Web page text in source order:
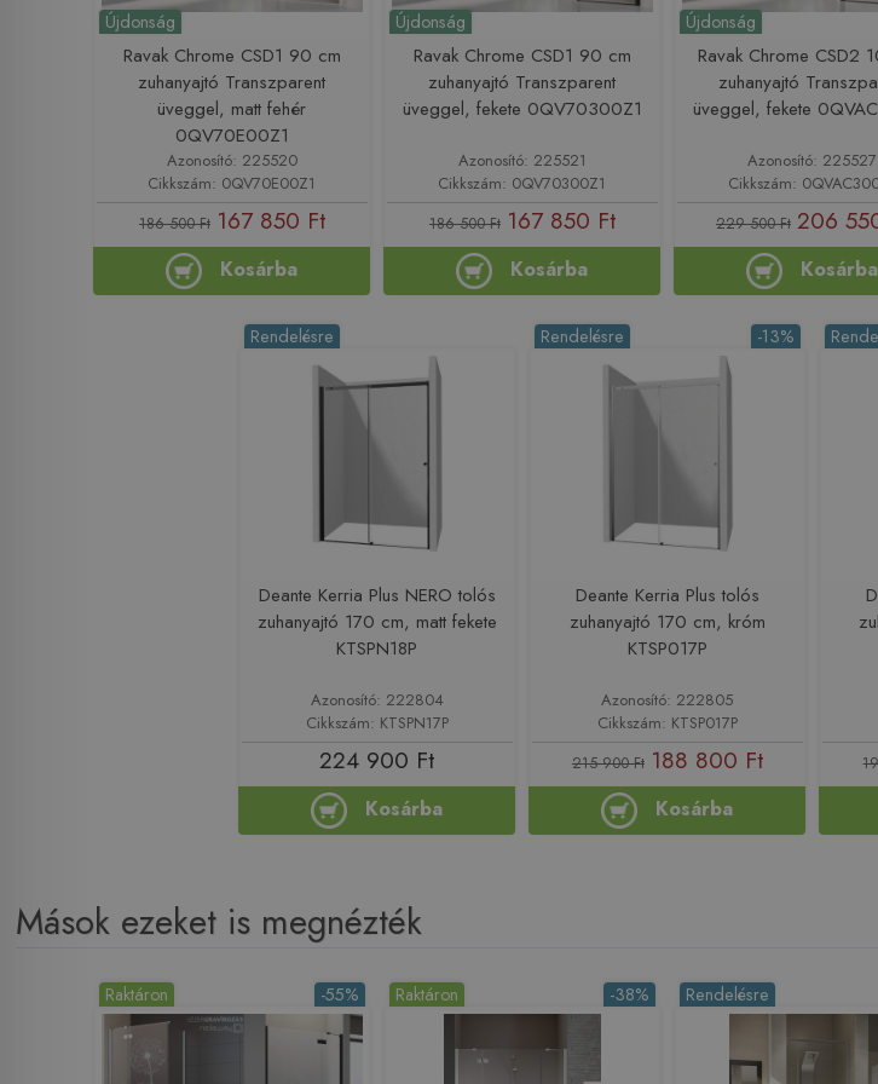
Újdonság
Ravak Chrome CSD1 90 cm
zuhanyajtó Transzparent
üveggel, matt fehér
0QV70E00Z1
Azonosító: 225520
Cikkszám: 0QV70E00Z1
186 500 Ft 167 850 Ft
Kosárba
Újdonság
Ravak Chrome CSD1 90 cm
zuhanyajtó Transzparent
üveggel, fekete 0QV70300Z1
Azonosító: 225521
Cikkszám: 0QV70300Z1
186 500 Ft 167 850 Ft
Kosárba
Újdonság
Ravak Chrome CSD2
zuhanyajtó
üveggel, fekete
Azonosító: 225527
Cikkszám:
229 500 Ft 206
Kosárba
Rendelésre
Deante Kerria Plus NERO tolós
zuhanyajtó 170 cm, matt fekete
KTSPN18P
Azonosító: 222804
Cikkszám: KTSPN17P
224 900 Ft
Kosárba
-13%
Rendelésre
Deante Kerria Plus tolós
zuhanyajtó 170 cm, króm
KTSP017P
Azonosító: 222805
Cikkszám: KTSP017P
215 900 Ft 188 800 Ft
Kosárba
Mások ezeket is megnézték
-55%
Raktáron -38%
Raktáron Rendelésre